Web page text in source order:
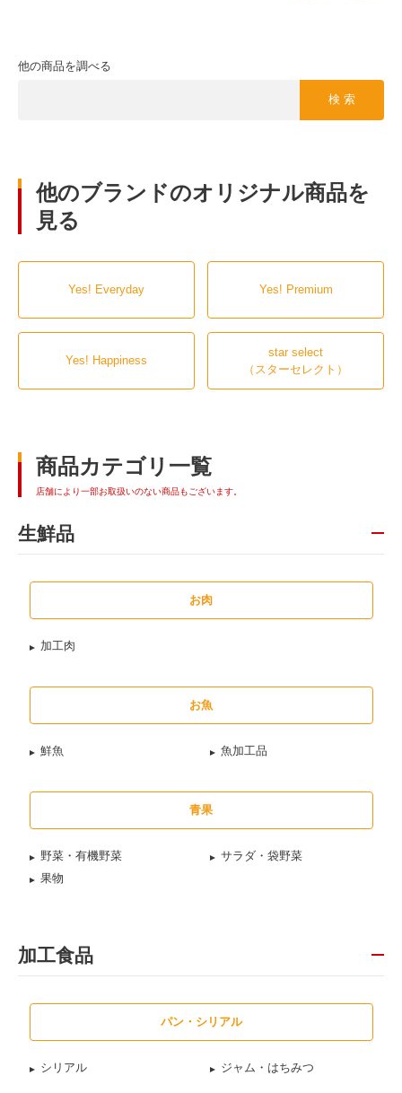
他の商品を調べる
検 索
他のブランドのオリジナル商品を
見る
Yes! Everyday Yes! Premium
Yes! Happiness
star select
（スターセレクト）
商品カテゴリ一覧
店舗により一部お取扱いのない商品もございます。
生鮮品
お肉
加工肉
お魚
鮮魚 魚加工品
青果
野菜・有機野菜
サラダ・袋野菜
果物
加工食品
パン・シリアル
シリアル ジャム・はちみつ